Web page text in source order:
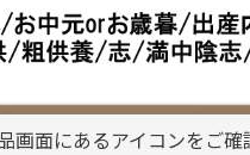
画面にあるアイコンをご確